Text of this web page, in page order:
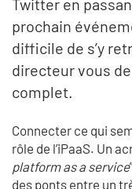
Twitter en
prochain
difficile de s’y
directeur vous
complet.
Connecter ce qui
rôle de l’iPaaS. Un
platform as a service
des ponts entre un